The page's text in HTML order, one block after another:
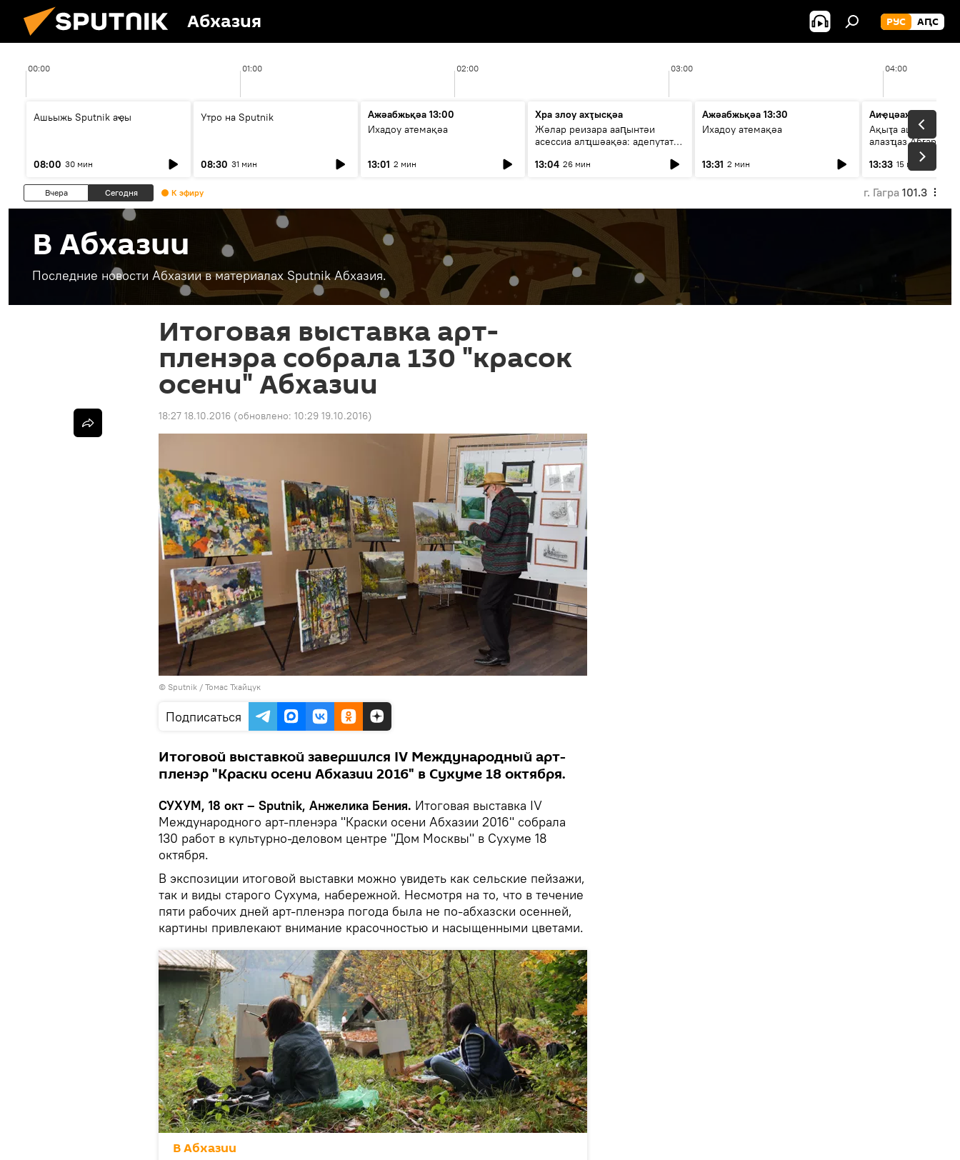
Абхазия РУС АԤС
00:00 01:00 02:00 03:00 04:00
Ашьыжь Sputnik аҿы
08:00 30 мин
Утро на Sputnik
08:30 31 мин
Ажәабжьқәа 13:00
Ихадоу атемақәа
13:01 2 мин
Хра злоу ахҭысқәа
Жәлар реизара ааԥынтәи
асессиа алҵшәақәа: адепутат
13:04 26 мин
Ажәабжьқәа 13:30
Ихадоу атемақәа
13:31 2 мин
Аиҿцәажәара
Ақыҭа ацхрааразы
алазҵаз
адепутат
13:33 15 мин
Вчера Сегодня К эфиру г. Гагра 101.3
В Абхазии
Последние новости Абхазии в материалах Sputnik Абхазия.
Итоговая выставка арт-
пленэра собрала 130 "красок
осени" Абхазии
18:27 18.10.2016 (обновлено: 10:29 19.10.2016)
© Sputnik / Томас Тхайцук
Подписаться
Итоговой выставкой завершился IV Международный арт-
пленэр "Краски осени Абхазии 2016" в Сухуме 18 октября.
СУХУМ, 18 окт – Sputnik, Анжелика Бения. Итоговая выставка IV
Международного арт-пленэра "Краски осени Абхазии 2016" собрала
130 работ в культурно-деловом центре "Дом Москвы" в Сухуме 18
октября.
В экспозиции итоговой выставки можно увидеть как сельские пейзажи,
так и виды старого Сухума, набережной. Несмотря на то, что в течение
пяти рабочих дней арт-пленэра погода была не по-абхазски осенней,
картины привлекают внимание красочностью и насыщенными цветами.
В Абхазии